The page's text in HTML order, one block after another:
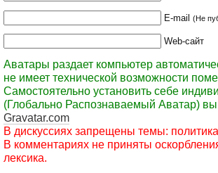
E-mail (Не
Web-сайт
Аватары раздает компьютер
не имеет технической возможности
Самостоятельно установить себе
(Глобально Распознаваемый Аватар)
Gravatar.com
В дискуссиях запрещены темы:
В комментариях не приняты
лексика.